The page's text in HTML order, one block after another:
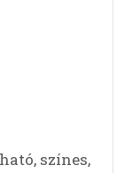
színes,